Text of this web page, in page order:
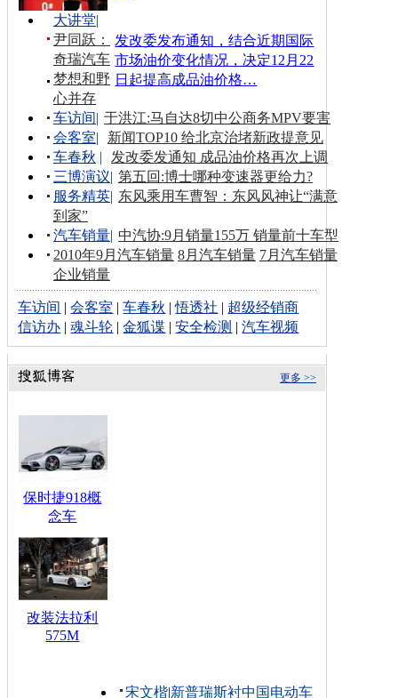
发改委发布通知，结合近期国际
市场油价变化情况，决定12月22
日起提高成品油价格…
大讲堂|
尹同跃：
奇瑞汽车
梦想和野
心并存
车访间| 于洪江:马自达8切中公商务MPV要害
会客室|
新闻TOP10 给北京治堵新政提意见
车春秋 |
发改委发通知 成品油价格再次上调
三博演议| 第五回:博士哪种变速器更给力?
服务精英| 东风乘用车曹智：东风风神让“满意
到家”
汽车销量| 中汽协:9月销量155万 销量前十车型
2010年9月汽车销量 8月汽车销量 7月汽车销量
企业销量
车访间 |会客室 |车春秋 |悟透社 | 超级经销商
信访办 |魂斗轮 |金狐谍 |安全检测 |汽车视频
更多 >>
保时捷918概
念车
改装法拉利
575M
宋文楷|新普瑞斯衬中国电动车